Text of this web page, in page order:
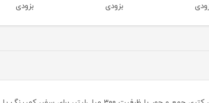
بزودی بزودی